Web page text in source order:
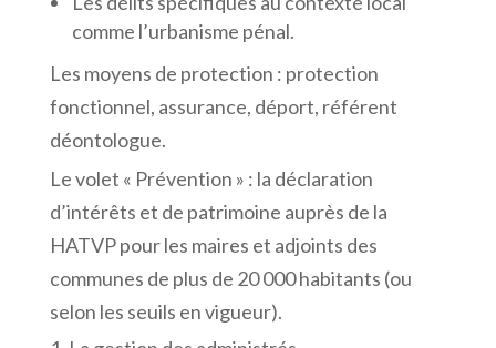
comme l’urbanisme pénal.
Les moyens de protection : protection
fonctionnel, assurance, déport, référent
déontologue.
Le volet « Prévention » : la déclaration
d’intérêts et de patrimoine auprès de la
HATVP pour les maires et adjoints des
communes de plus de 20 000 habitants (ou
selon les seuils en vigueur).